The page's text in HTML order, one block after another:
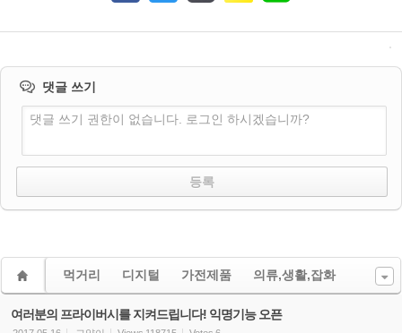
댓글 쓰기
댓글 쓰기 권한이 없습니다. 로그인 하시겠습니까?
먹거리 디지털 가전제품 의류,생활,잡화
여러분의 프라이버시를 지켜드립니다! 익명기능 오픈